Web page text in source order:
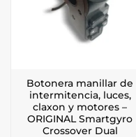
Botonera manillar de
intermitencia, luces,
claxon y motores –
ORIGINAL Smartgyro
Crossover Dual